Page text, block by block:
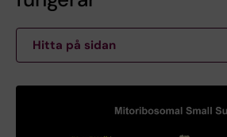
Hitta på sidan